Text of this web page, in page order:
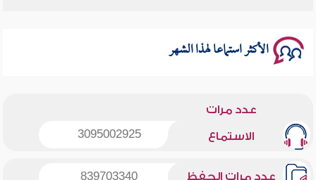
الأكثر استماعا لهذا الشهر
عدد مرات
الاستماع 3095002925
عدد مرات الحفظ 839703340